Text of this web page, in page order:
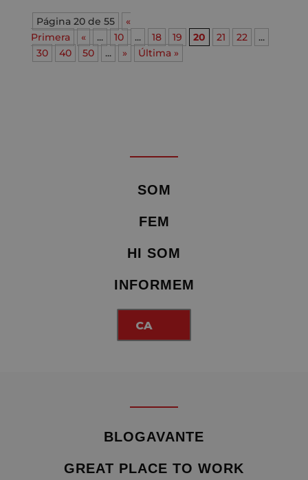
Página 20 de 55
«
Primera
« ... 10 ... 18 19 20 21 22
...
30
40 50 ... » Última »
SOM
FEM
HI SOM
INFORMEM
CA
BLOGAVANTE
GREAT PLACE TO WORK